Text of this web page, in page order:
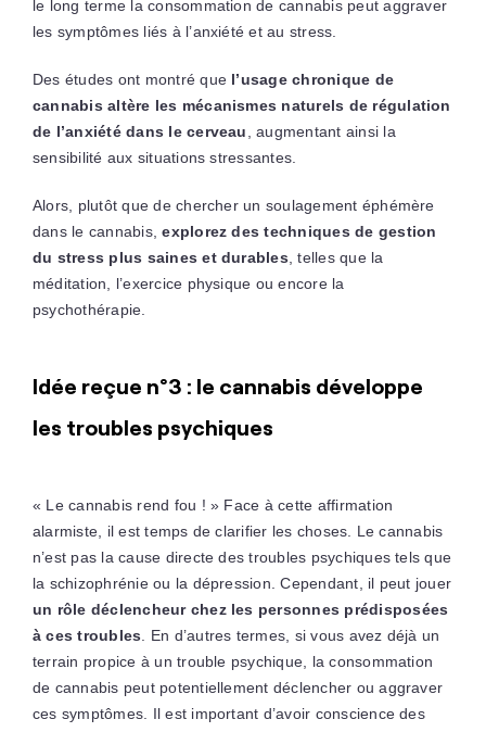
le long terme la consommation de cannabis peut aggraver
les symptômes liés à l’anxiété et au stress.
Des études ont montré que l’usage chronique de
cannabis altère les mécanismes naturels de régulation
de l’anxiété dans le cerveau, augmentant ainsi la
sensibilité aux situations stressantes.
Alors, plutôt que de chercher un soulagement éphémère
dans le cannabis,explorez des techniques de gestion
du stress plus saines et durables, telles que la
méditation, l’exercice physique ou encore la
psychothérapie.
Idée reçue n°3 : le cannabis développe
les troubles psychiques
« Le cannabis rend fou ! » Face à cette affirmation
alarmiste, il est temps de clarifier les choses. Le cannabis
n’est pas la cause directe des troubles psychiques tels que
la schizophrénie ou la dépression. Cependant, il peut jouer
un rôle déclencheur chez les personnes prédisposées
à ces troubles. En d’autres termes, si vous avez déjà un
terrain propice à un trouble psychique, la consommation
de cannabis peut potentiellement déclencher ou aggraver
ces symptômes. Il est important d’avoir conscience des